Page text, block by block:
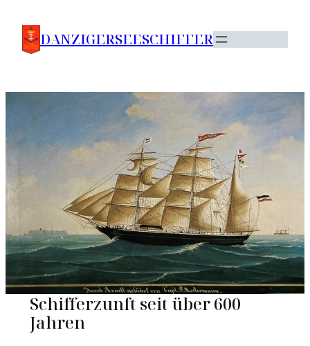
Inhalt
springenDANZIGERSEESCHIFFER
Schifferzunft seit über 600
Jahren